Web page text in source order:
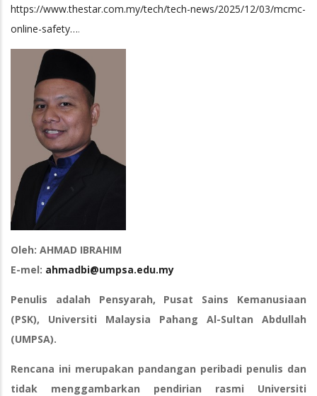
https://www.thestar.com.my/tech/tech-news/2025/12/03/mcmc-
online-safety….
Oleh: AHMAD IBRAHIM
E-mel: ahmadbi@umpsa.edu.my
Penulis adalah Pensyarah, Pusat Sains Kemanusiaan
(PSK), Universiti Malaysia Pahang Al-Sultan Abdullah
(UMPSA).
Rencana ini merupakan pandangan peribadi penulis dan
tidak menggambarkan pendirian rasmi Universiti